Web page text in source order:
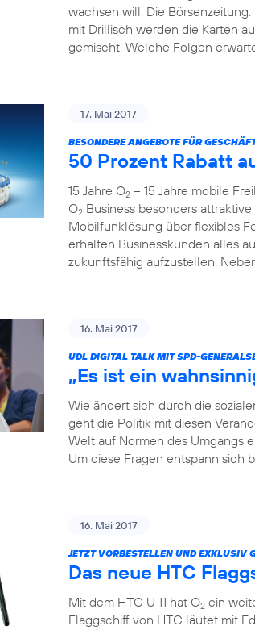
wachsen will. Die
mit Drillisch werden die Karten
gemischt. Welche Folgen
17. Mai 2017
BESONDERE ANGEBOTE FÜR
50 Prozent Rabatt
15 Jahre O2 – 15 Jahre mobile
O2 Business besonders
Mobilfunklösung über flexibles
erhalten Businesskunden alles
zukunftsfähig aufzustellen.
16. Mai 2017
UDL DIGITAL TALK MIT SPD-
„Es ist ein
Wie ändert sich durch die
geht die Politik mit diesen
Welt auf Normen des Umgangs
Um diese Fragen entspann sich
16. Mai 2017
JETZT VORBESTELLEN UND EXKLUSIV
Das neue HTC
Mit dem HTC U 11 hat O2 ein
Flaggschiff von HTC läutet mit